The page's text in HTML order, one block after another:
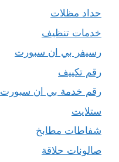
حداد مظلات
خدمات تنظيف
رسيفر بي ان سبورت
رقم تكييف
رقم خدمة بي ان سبورت
ستلايت
شفاطات مطابخ
صالونات حلاقة